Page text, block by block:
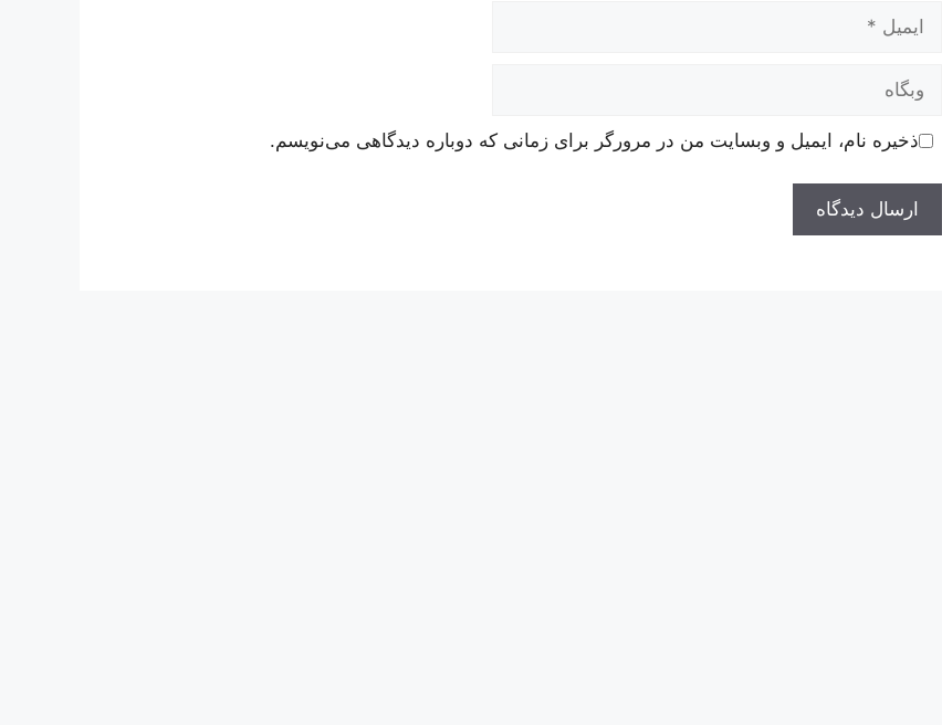
ایمیل
وبگاه
ذخیره نام، ایمیل و وبسایت من در مرورگر برای زمانی که دوباره دیدگاهی می‌نویسم.